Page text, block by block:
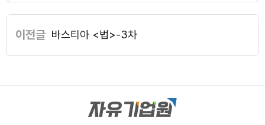
이전글 바스티아 <법>-3차